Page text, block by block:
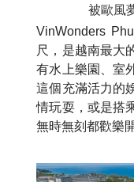
被歐風
VinWonders
尺，是越南最大
有水上樂園、室
這個充滿活力的
情玩耍，或是搭
無時無刻都歡樂